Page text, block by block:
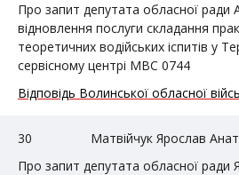
Про запит депутата обласної ради
відновлення послуги складання
теоретичних водійських іспитів у
сервісному центрі МВС 0744
Відповідь Волинської обласної
30
Матвійчук Ярослав
Про запит депутата обласної ради